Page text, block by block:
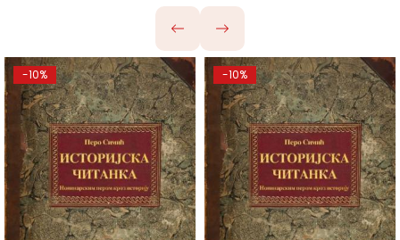
-10% -10%